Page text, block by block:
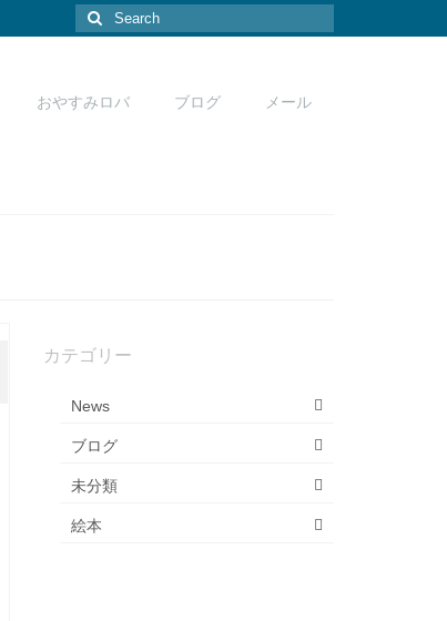
Search
for:
おやすみロバ ブログ メール
カテゴリー
News
ブログ
未分類
絵本